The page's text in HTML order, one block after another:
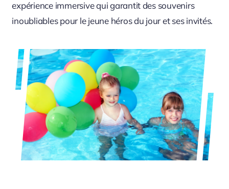
expérience immersive qui garantit des souvenirs
inoubliables pour le jeune héros du jour et ses invités.